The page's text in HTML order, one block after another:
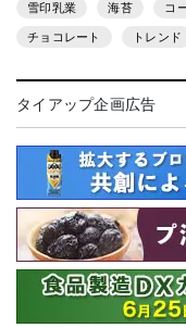
雪印乳業 海苔 コ
チョコレート トレンド
タイアップ企画広告